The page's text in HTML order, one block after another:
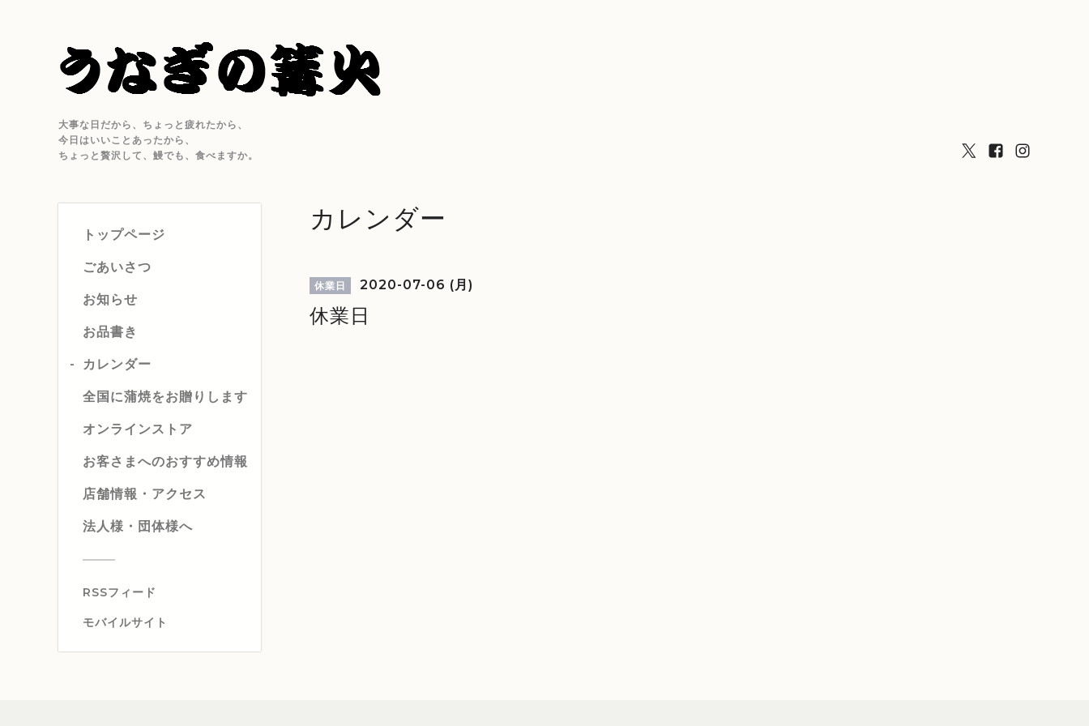
大事な日だから、ちょっと疲れたから、
今日はいいことあったから、
ちょっと贅沢して、鰻でも、食べますか。
トップページ
ごあいさつ
お知らせ
お品書き
カレンダー
全国に蒲焼をお贈りします
オンラインストア
お客さまへのおすすめ情報
店舗情報・アクセス
法人様・団体様へ
RSSフィード
モバイルサイト
カレンダー
休業日 2020-07-06 (月)
休業日